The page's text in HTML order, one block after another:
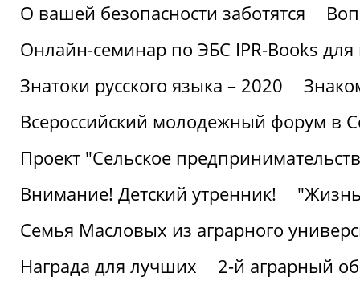
О вашей безопасности заботятся
Онлайн-семинар по ЭБС IPR-Books для
Знатоки русского языка – 2020
Всероссийский молодежный форум в
Проект "Сельское
Внимание! Детский утренник!
Семья Масловых из аграрного
Награда для лучших
2-й аграрный